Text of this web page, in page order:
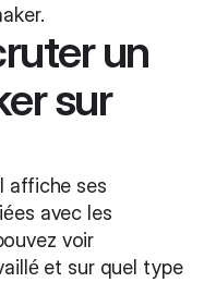
un
sur
affiche ses
avec les
voir
et sur quel type